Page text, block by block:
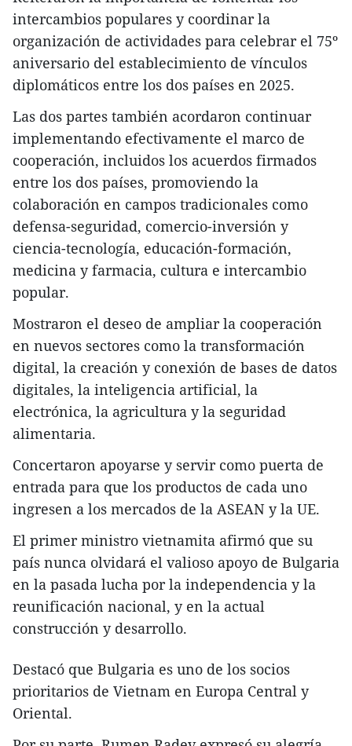
intercambios populares y coordinar la
organización de actividades para celebrar el 75º
aniversario del establecimiento de vínculos
diplomáticos entre los dos países en 2025.
Las dos partes también acordaron continuar
implementando efectivamente el marco de
cooperación, incluidos los acuerdos firmados
entre los dos países, promoviendo la
colaboración en campos tradicionales como
defensa-seguridad, comercio-inversión y
ciencia-tecnología, educación-formación,
medicina y farmacia, cultura e intercambio
popular.
Mostraron el deseo de ampliar la cooperación
en nuevos sectores como la transformación
digital, la creación y conexión de bases de datos
digitales, la inteligencia artificial, la
electrónica, la agricultura y la seguridad
alimentaria.
Concertaron apoyarse y servir como puerta de
entrada para que los productos de cada uno
ingresen a los mercados de la ASEAN y la UE.
El primer ministro vietnamita afirmó que su
país nunca olvidará el valioso apoyo de Bulgaria
en la pasada lucha por la independencia y la
reunificación nacional, y en la actual
construcción y desarrollo.
Destacó que Bulgaria es uno de los socios
prioritarios de Vietnam en Europa Central y
Oriental.